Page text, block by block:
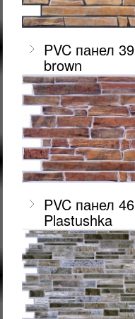
PVC панел
brown
PVC панел
Plastushka